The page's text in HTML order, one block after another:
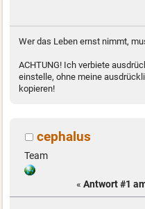
Wer das Leben ernst nimmt,
ACHTUNG! Ich verbiete
einstelle, ohne meine
kopieren!
cephalus
Team
« Antwort #1